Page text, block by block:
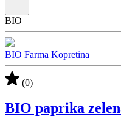
BIO
BIO Farma Kopretina
(0)
BIO paprika